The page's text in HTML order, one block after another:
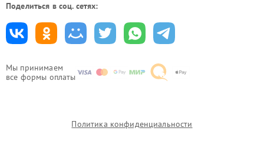
Мы принимаем
все формы оплаты
Поделиться в соц. сетях:
Политика конфиденциальности